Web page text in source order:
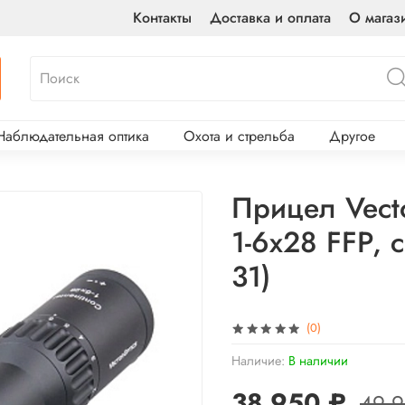
Контакты Доставка и оплата О
оптика Охота и стрельба Другое
(0)
Наличие: В наличии
Прицел
1-6x28 FFP,
31)